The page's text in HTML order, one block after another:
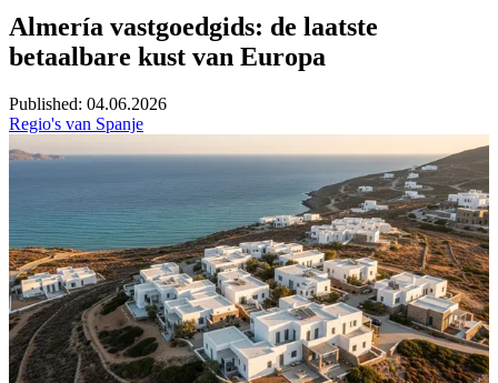
Almería vastgoedgids: de laatste
betaalbare kust van Europa
Published: 04.06.2026
Regio's van Spanje